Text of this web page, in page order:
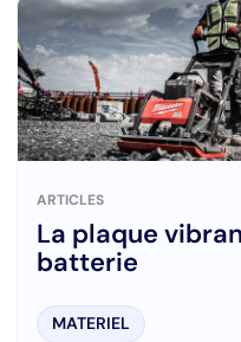
ARTICLES
La plaque
batterie
MATERIEL